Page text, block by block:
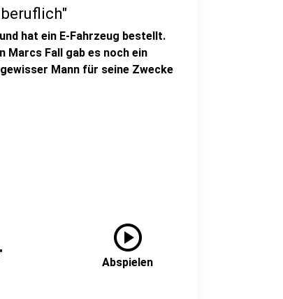
hat ein E-Fahrzeug bestellt.
Marcs Fall gab es noch ein
Mann für seine Zwecke
play_circle
Abspielen